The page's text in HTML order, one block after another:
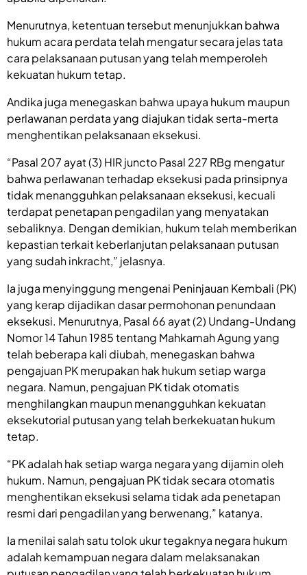
Menurutnya, ketentuan tersebut menunjukkan bahwa
hukum acara perdata telah mengatur secara jelas tata
cara pelaksanaan putusan yang telah memperoleh
kekuatan hukum tetap.
Andika juga menegaskan bahwa upaya hukum maupun
perlawanan perdata yang diajukan tidak serta-merta
menghentikan pelaksanaan eksekusi.
“Pasal 207 ayat (3) HIR juncto Pasal 227 RBg mengatur
bahwa perlawanan terhadap eksekusi pada prinsipnya
tidak menangguhkan pelaksanaan eksekusi, kecuali
terdapat penetapan pengadilan yang menyatakan
sebaliknya. Dengan demikian, hukum telah memberikan
kepastian terkait keberlanjutan pelaksanaan putusan
yang sudah inkracht,” jelasnya.
Ia juga menyinggung mengenai Peninjauan Kembali (PK)
yang kerap dijadikan dasar permohonan penundaan
eksekusi. Menurutnya, Pasal 66 ayat (2) Undang-Undang
Nomor 14 Tahun 1985 tentang Mahkamah Agung yang
telah beberapa kali diubah, menegaskan bahwa
pengajuan PK merupakan hak hukum setiap warga
negara. Namun, pengajuan PK tidak otomatis
menghilangkan maupun menangguhkan kekuatan
eksekutorial putusan yang telah berkekuatan hukum
tetap.
“PK adalah hak setiap warga negara yang dijamin oleh
hukum. Namun, pengajuan PK tidak secara otomatis
menghentikan eksekusi selama tidak ada penetapan
resmi dari pengadilan yang berwenang,” katanya.
Ia menilai salah satu tolok ukur tegaknya negara hukum
adalah kemampuan negara dalam melaksanakan